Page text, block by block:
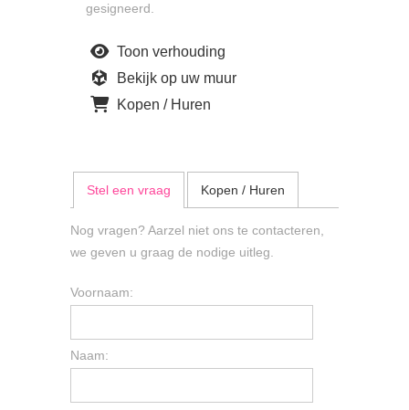
gesigneerd.
Toon verhouding
Bekijk op uw muur
Kopen / Huren
Stel een vraag Kopen / Huren
Nog vragen? Aarzel niet ons te contacteren,
we geven u graag de nodige uitleg.
Voornaam:
Naam: